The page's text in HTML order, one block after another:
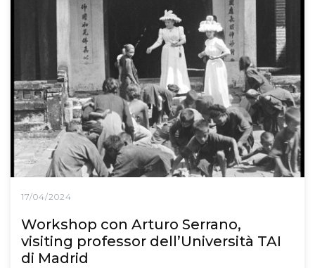
17/04/2024
Workshop con Arturo Serrano,
visiting professor dell’Università TAI
di Madrid